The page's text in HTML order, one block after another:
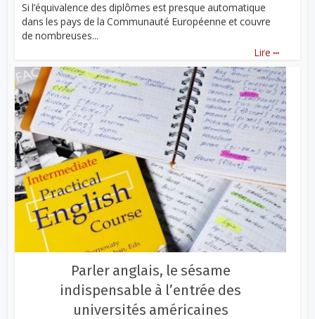
Si l’équivalence des diplômes est presque automatique
dans les pays de la Communauté Européenne et couvre
de nombreuses...
Lire ...
Parler anglais, le sésame
indispensable à l’entrée des
universités américaines